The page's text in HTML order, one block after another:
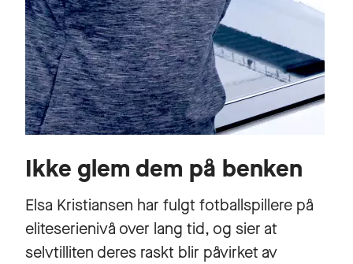
Ikke glem dem på benken
Elsa Kristiansen har fulgt fotballspillere på
eliteserienivå over lang tid, og sier at
selvtilliten deres raskt blir påvirket av